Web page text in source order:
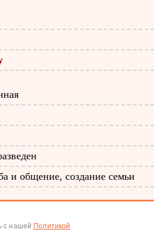
и общение, создание семьи
с нашей Политикой